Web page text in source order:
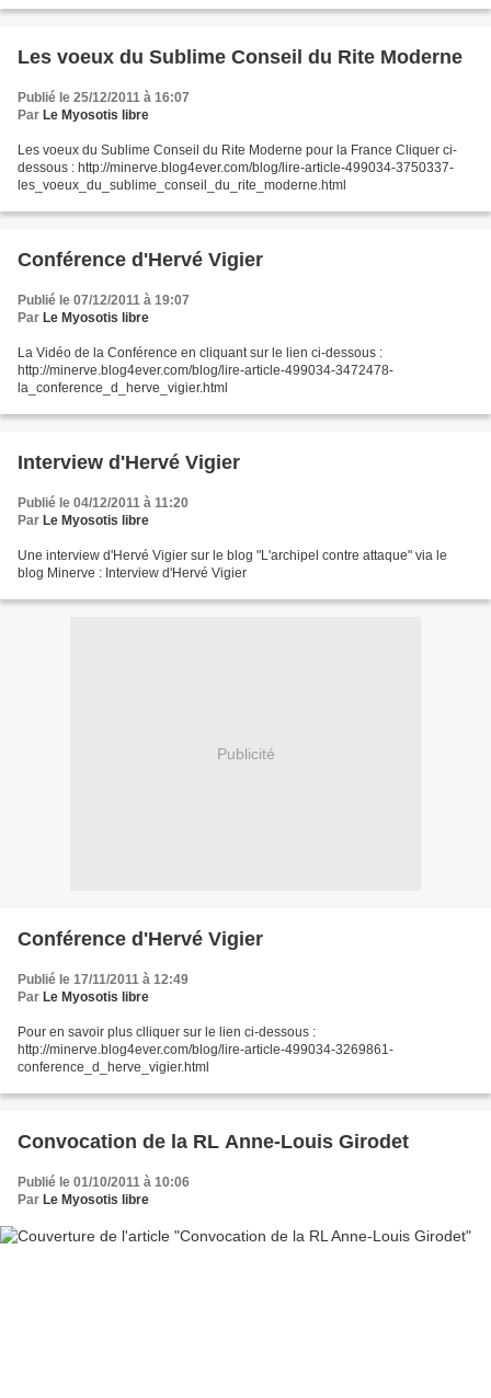
Les voeux du Sublime Conseil du Rite Moderne
Publié le 25/12/2011 à 16:07
Par Le Myosotis libre
Les voeux du Sublime Conseil du Rite Moderne pour la France Cliquer ci-
dessous : http://minerve.blog4ever.com/blog/lire-article-499034-3750337-
les_voeux_du_sublime_conseil_du_rite_moderne.html
Conférence d'Hervé Vigier
Publié le 07/12/2011 à 19:07
Par Le Myosotis libre
La Vidéo de la Conférence en cliquant sur le lien ci-dessous :
http://minerve.blog4ever.com/blog/lire-article-499034-3472478-
la_conference_d_herve_vigier.html
Interview d'Hervé Vigier
Publié le 04/12/2011 à 11:20
Par Le Myosotis libre
Une interview d'Hervé Vigier sur le blog "L'archipel contre attaque" via le
blog Minerve : Interview d'Hervé Vigier
Publicité
Conférence d'Hervé Vigier
Publié le 17/11/2011 à 12:49
Par Le Myosotis libre
Pour en savoir plus clliquer sur le lien ci-dessous :
http://minerve.blog4ever.com/blog/lire-article-499034-3269861-
conference_d_herve_vigier.html
Convocation de la RL Anne-Louis Girodet
Publié le 01/10/2011 à 10:06
Par Le Myosotis libre